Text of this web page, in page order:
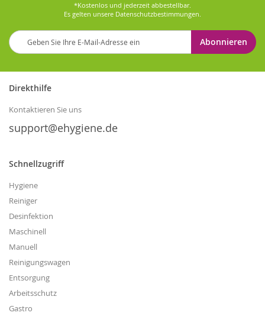
*Kostenlos und jederzeit abbestellbar.
Es gelten unsere Datenschutzbestimmungen.
Melden
Sie
sich
Newsletter
Abonnieren
Direkthilfe
Kontaktieren Sie uns
support@ehygiene.de
Schnellzugriff
Hygiene
Reiniger
Desinfektion
Maschinell
Manuell
Reinigungswagen
Entsorgung
Arbeitsschutz
Gastro